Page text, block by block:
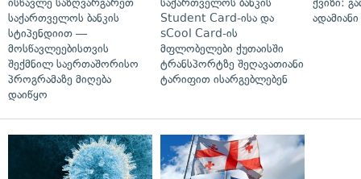
საქართველოს ბანკის
სტიპენდიით —
მოსწავლეებისთვის
შექმნილ საერთაშორისო
პროგრამაზე მიღება
დაიწყო
Student Card-ისა და
sCool Card-ის
მფლობელები ქუთაისში
ტრანსპორტზე შეღავათიანი
ტარიფით ისარგებლებენ